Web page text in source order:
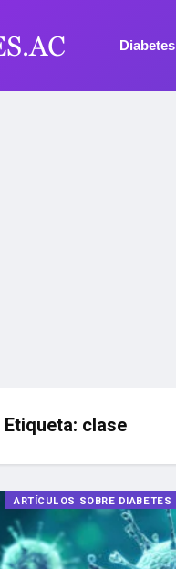
Diabetes
Etiqueta: clase
ARTÍCULOS SOBRE DIABETES